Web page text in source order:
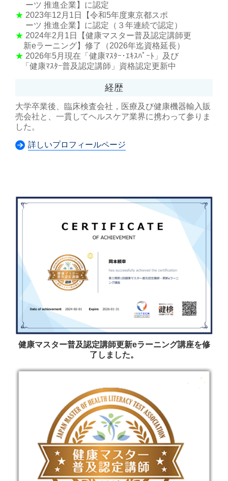
ーツ 推進企業】に認定
★ 2023年12月1日【令和5年度東京都スポ
ーツ 推進企業】に認定（３年連続で認定）
★ 2024年2月1日【健康マスター普及認定講師更
新eラーニング】修了（2026年迄資格延長）
★ 2026年5月現在「健康ﾏｽﾀｰ･ｴｷｽﾊﾟｰﾄ」及び
「健康ﾏｽﾀｰ普及認定講師」資格認定更新中
経歴
大学卒業後、臨床検査会社，医療及び健康機器輸入販
売会社と、一貫してヘルスケア業界に携わって参りま
した。
詳しいプロフィールページ
健康マスター普及認定講師更新eラーニング講座を修
了しました。